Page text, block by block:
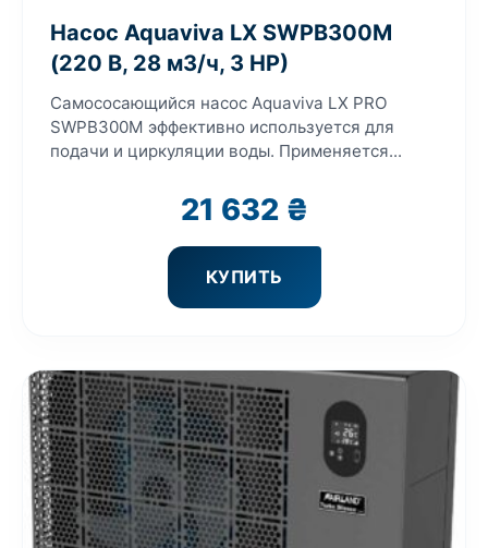
Насос Aquaviva LX SWPB300M
(220 В, 28 м3/ч, 3 HP)
Самососающийся насос Aquaviva LX PRO
SWPB300M эффективно используется для
подачи и циркуляции воды. Применяется...
21 632 ₴
КУПИТЬ